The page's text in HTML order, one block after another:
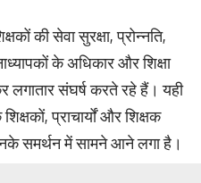
की सेवा सुरक्षा, प्रोन्नति,
के अधिकार और शिक्षा
लगातार संघर्ष करते रहे हैं। यही
प्राचार्यों और शिक्षक
समर्थन में सामने आने लगा है।